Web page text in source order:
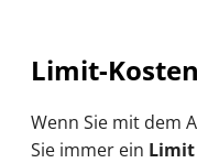
Limit-Kosten
Wenn Sie mit dem
Sie immer ein Limit